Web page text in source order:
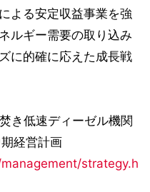
よる安定収益事業を強
ルギー需要の取り込み
に的確に応えた成長戦
き低速ディーゼル機関
経営計画
strategy.h